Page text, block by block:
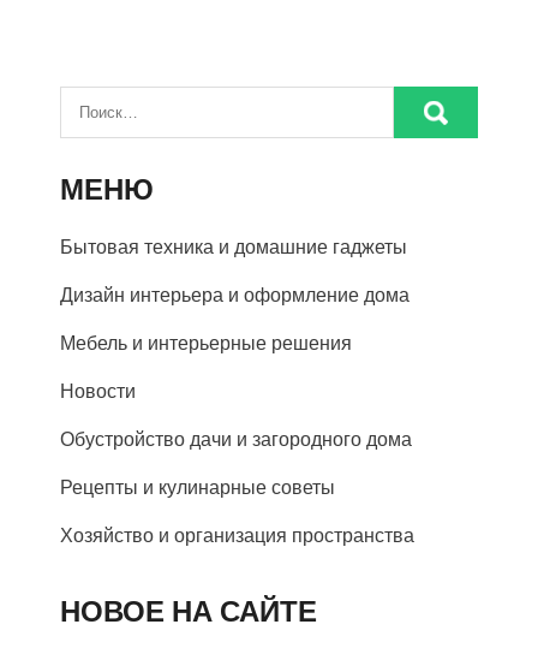
МЕНЮ
Бытовая техника и домашние гаджеты
Дизайн интерьера и оформление дома
Мебель и интерьерные решения
Новости
Обустройство дачи и загородного дома
Рецепты и кулинарные советы
Хозяйство и организация пространства
НОВОЕ НА САЙТЕ